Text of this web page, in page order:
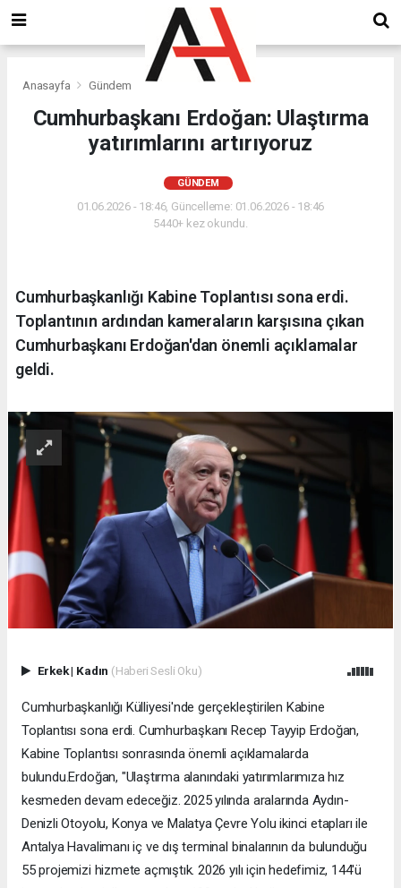
Anasayfa Gündem
Cumhurbaşkanı Erdoğan: Ulaştırma
yatırımlarını artırıyoruz
GÜNDEM
01.06.2026 - 18:46, Güncelleme: 01.06.2026 - 18:46
5440+ kez okundu.
Cumhurbaşkanlığı Kabine Toplantısı sona erdi.
Toplantının ardından kameraların karşısına çıkan
Cumhurbaşkanı Erdoğan'dan önemli açıklamalar
geldi.
Erkek| Kadın (Haberi Sesli Oku)
Cumhurbaşkanlığı Külliyesi'nde gerçekleştirilen Kabine
Toplantısı sona erdi. Cumhurbaşkanı Recep Tayyip Erdoğan,
Kabine Toplantısı sonrasında önemli açıklamalarda
bulundu.Erdoğan, "Ulaştırma alanındaki yatırımlarımıza hız
kesmeden devam edeceğiz. 2025 yılında aralarında Aydın-
Denizli Otoyolu, Konya ve Malatya Çevre Yolu ikinci etapları ile
Antalya Havalimanı iç ve dış terminal binalarının da bulunduğu
55 projemizi hizmete açmıştık. 2026 yılı için hedefimiz, 144'ü